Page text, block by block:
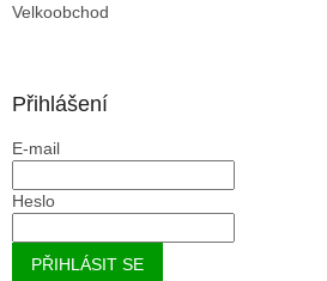
Velkoobchod
Přihlášení
E-mail
Heslo
PŘIHLÁSIT SE